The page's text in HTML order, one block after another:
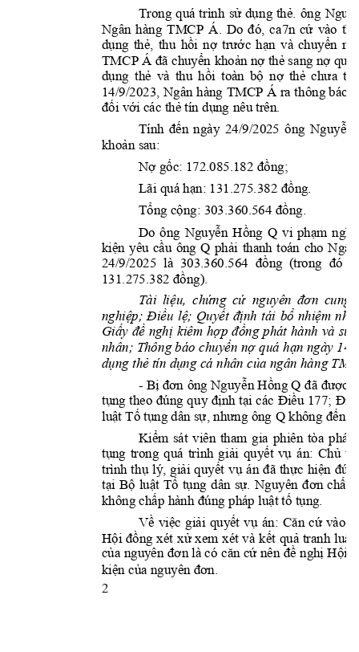
2
Trong quá trình sử dụng thẻ. ông
Ngân hàng TMCP Á Do đó, ca7n cứ vào
dụng thẻ, thu hồi nợ trước hạn và chuyển nợ
TMCP Á đã chuyển khoản nợ thẻ sang nợ quá
dụng thẻ và thu hồi toàn bộ nợ thẻ chưa
14/9/2023, Ngân hàng TMCP Á ra thông báo
đối với các thẻ tín dụng nêu trên.
Tính đến ngày 24/9/2025 ông Nguyễn
khoản sau:
Nợ gốc: 172.085.182 đồng;
Lãi quá hạn: 131.275.382 đồng.
Tổng cộng: 303.360 .564 đồng.
Do ông Nguyễn Hồng Q vi phạm
kiện yêu cầu ông Q phải thanh toán cho N
24/9/2025 là  303.360.564 đồng  (trong đó
131.275.382 đồng).
Tài liệu, chứng cứ  nguyên đơn cung
nghiệp; Điều lệ; Quyết định tái bổ nhiệm nh
Giấy đề nghị kiêm hợp đồng phát hành và sử
nhân; Thông báo chuyển nợ quá hạn ngày 14
dụng thẻ tín dụng cá nhân của ngân hàng
- Bị đơn ông Nguyễn Hồng Q đã được
tụng theo đúng quy định tại các Điều 177;
luật Tố tụng dân sự, nhưng ông Q không đến
Kiểm sát viên tham gia phiên tòa phát
tụng trong quá trình giải quyết vụ án: Chủ tọ
trình thụ lý, giải quyết vụ án đã thực hiện đún
tại Bộ luật Tố tụng dân sự. Nguyên đơn chấp
không chấp hành đúng pháp luật tố tụng.
Về việc giải quyết vụ án: Căn cứ vào
Hội đồng xét xử xem xét và kết quả tranh
của nguyên đơn là có căn cứ nên đề nghị Hội
kiện của nguyên đơn.